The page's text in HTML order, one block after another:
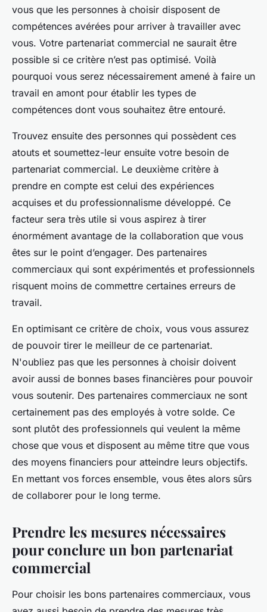
vous que les personnes à choisir disposent de
compétences avérées pour arriver à travailler avec
vous. Votre partenariat commercial ne saurait être
possible si ce critère n’est pas optimisé. Voilà
pourquoi vous serez nécessairement amené à faire un
travail en amont pour établir les types de
compétences dont vous souhaitez être entouré.
Trouvez ensuite des personnes qui possèdent ces
atouts et soumettez-leur ensuite votre besoin de
partenariat commercial. Le deuxième critère à
prendre en compte est celui des expériences
acquises et du professionnalisme développé. Ce
facteur sera très utile si vous aspirez à tirer
énormément avantage de la collaboration que vous
êtes sur le point d’engager. Des partenaires
commerciaux qui sont expérimentés et professionnels
risquent moins de commettre certaines erreurs de
travail.
En optimisant ce critère de choix, vous vous assurez
de pouvoir tirer le meilleur de ce partenariat.
N'oubliez pas que les personnes à choisir doivent
avoir aussi de bonnes bases financières pour pouvoir
vous soutenir. Des partenaires commerciaux ne sont
certainement pas des employés à votre solde. Ce
sont plutôt des professionnels qui veulent la même
chose que vous et disposent au même titre que vous
des moyens financiers pour atteindre leurs objectifs.
En mettant vos forces ensemble, vous êtes alors sûrs
de collaborer pour le long terme.
Prendre les mesures nécessaires
pour conclure un bon partenariat
commercial
Pour choisir les bons partenaires commerciaux, vous